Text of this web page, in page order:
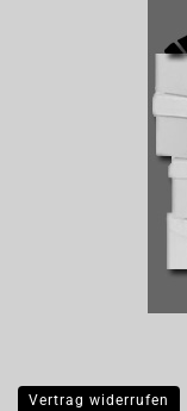
Vertrag widerrufen